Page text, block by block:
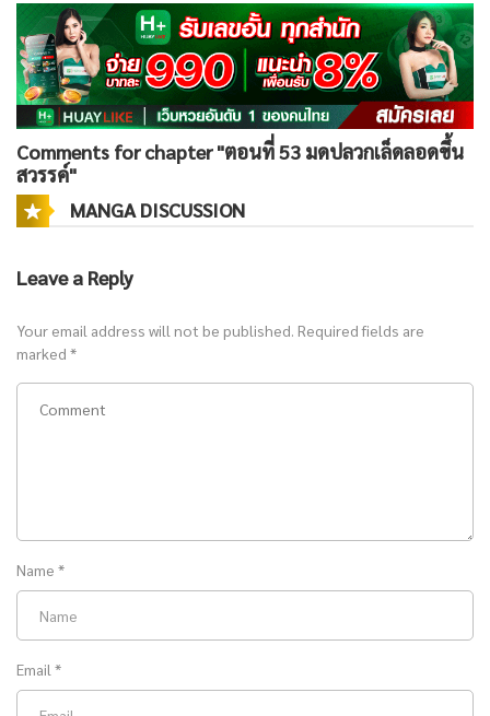
Comments for chapter "ตอนที่ 53 มดปลวกเล็ดลอดขึ้น
สวรรค์"
MANGA DISCUSSION
Leave a Reply
Your email address will not be published. Required fields are
marked *
Name *
Email *